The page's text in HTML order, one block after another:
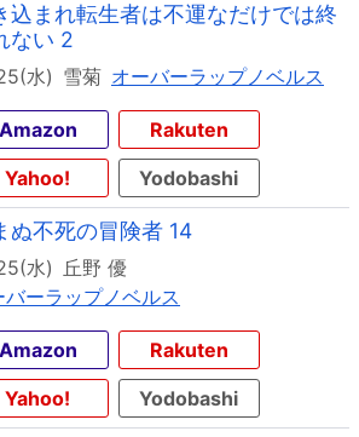
込まれ転生者は不運なだけでは終
ない 2
水) 雪菊 オーバーラップノベルス
Amazon
Rakuten
Yahoo!
Yodobashi
ぬ不死の冒険者 14
水)
丘野 優
バーラップノベルス
Amazon
Rakuten
Yahoo!
Yodobashi